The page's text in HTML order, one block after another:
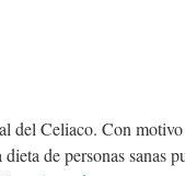
del Celiaco. Con
de personas sanas